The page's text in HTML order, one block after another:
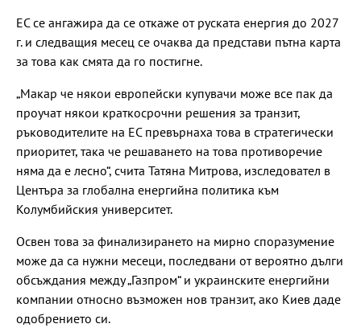
ЕС се ангажира да се откаже от руската енергия до 2027
г. и следващия месец се очаква да представи пътна карта
за това как смята да го постигне.
„Макар че някои европейски купувачи може все пак да
проучат някои краткосрочни решения за транзит,
ръководителите на ЕС превърнаха това в стратегически
приоритет, така че решаването на това противоречие
няма да е лесно“, счита Татяна Митрова, изследовател в
Центъра за глобална енергийна политика към
Колумбийския университет.
Освен това за финализирането на мирно споразумение
може да са нужни месеци, последвани от вероятно дълги
обсъждания между „Газпром“ и украинските енергийни
компании относно възможен нов транзит, ако Киев даде
одобрението си.